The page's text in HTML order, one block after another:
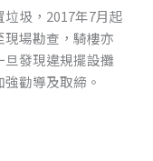
圾，2017年7月起
場勘查，騎樓亦
發現違規擺設攤
勸導及取締。